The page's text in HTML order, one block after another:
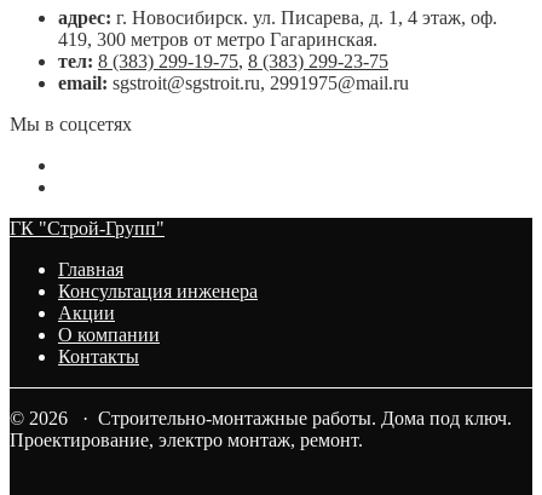
адрес: г. Новосибирск. ул. Писарева, д. 1, 4 этаж, оф.
419, 300 метров от метро Гагаринская.
тел: 8 (383) 299-19-75, 8 (383) 299-23-75
email: sgstroit@sgstroit.ru, 2991975@mail.ru
Мы в соцсетях
ГК "Строй-Групп"
Главная
Консультация инженера
Акции
О компании
Контакты
© 2026 · Строительно-монтажные работы. Дома под ключ.
Проектирование, электро монтаж, ремонт.